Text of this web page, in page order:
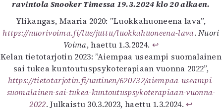
ravintola Snooker Timessa 19.3.2024 klo 20 alkaen.
Ylikangas, Maaria 2020: ”Luokkahuoneena lava”,
https://nuorivoima.fi/lue/juttu/luokkahuoneena-lava. Nuori
Voima, haettu 1.3.2024. ↩︎
Kelan tietotarjotin 2023: ”Aiempaa useampi suomalainen
sai tukea kuntoutuspsykoterapiaan vuonna 2022”,
https://tietotarjotin.fi/uutinen/620732/aiempaa-useampi-
suomalainen-sai-tukea-kuntoutuspsykoterapiaan-vuonna-
2022. Julkaistu 30.3.2023, haettu 1.3.2024. ↩︎